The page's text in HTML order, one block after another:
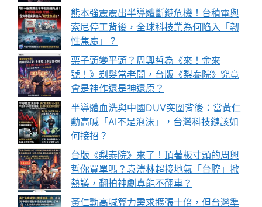
熊本強震震出半導體斷鏈危機！台積電與
索尼停工背後，全球科技業為何陷入「韌
性焦慮」？
栗子頭變平頭？周興哲為《來！金來
號！》剃髮當老闆，台版《梨泰院》究竟
會是神作還是神還原？
半導體血洗與中國DUV突圍背後：當黃仁
勳高喊「AI不是泡沫」，台灣科技鏈該如
何接招？
台版《梨泰院》來了！頂著板寸頭的周興
哲你買單嗎？袁澧林超接地氣「台腔」掀
熱議，翻拍神劇真能不翻車？
黃仁勳高喊算力需求擴張十倍，但台灣準